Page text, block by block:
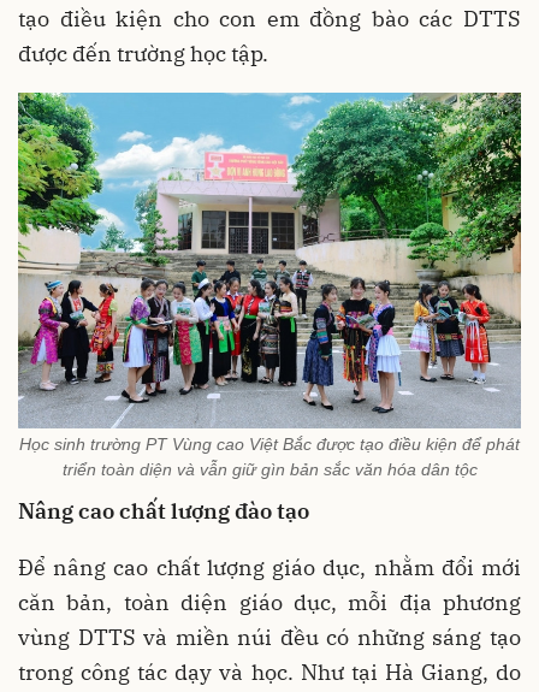
tạo điều kiện cho con em đồng bào các DTTS
được đến trường học tập.
Học sinh trường PT Vùng cao Việt Bắc được tạo điều kiện để phát
triển toàn diện và vẫn giữ gìn bản sắc văn hóa dân tộc
Nâng cao chất lượng đào tạo
Để nâng cao chất lượng giáo dục, nhằm đổi mới
căn bản, toàn diện giáo dục, mỗi địa phương
vùng DTTS và miền núi đều có những sáng tạo
trong công tác dạy và học. Như tại Hà Giang, do